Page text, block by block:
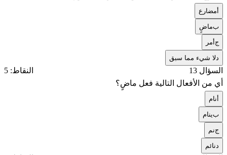
مضارع
بماضٍ
جأمر
لا شيء مما سبق
السؤال 13
النقاط: 5
أي من الأفعال التالية فعل ماضٍ؟
نام
بينام
جنم
نائم